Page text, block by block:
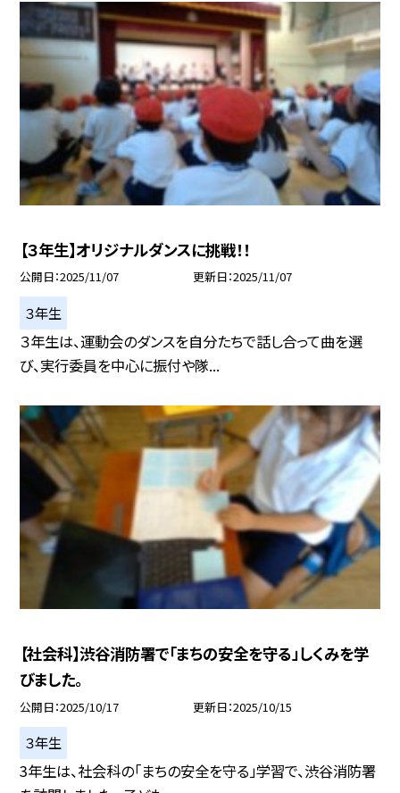
【３年生】オリジナルダンスに挑戦！！
公開日 2025/11/07 更新日 2025/11/07
３年生
３年生は、運動会のダンスを自分たちで話し合って曲を選
び、実行委員を中心に振付や隊...
【社会科】渋谷消防署で「まちの安全を守る」しくみを学
びました。
公開日 2025/10/17 更新日 2025/10/15
３年生
3年生は、社会科の「まちの安全を守る」学習で、渋谷消防署